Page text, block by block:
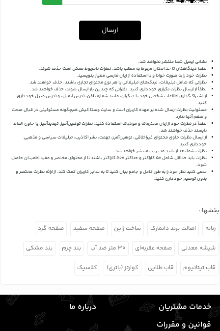
ارسال
نشانی ایمیل شما منتشر نخواهد شد.
لطفا دیدگاهتان تا حد امکان مربوط به مطلب باشد. نظرات نامربوط ممکن است حذف شوند.
نظرات خود را به صورت خوانا و با استفاده از زبان فارسی معیار بنویسید.
نظراتی که شامل تبلیغات، لینک‌های تبلیغاتی یا هر نوع محتوای تجاری باشند، حذف خواهند شد.
لطفاً از ارسال نظرات تکراری خودداری کنید. نظراتی که چندین بار ارسال شوند، حذف خواهند شد.
از اشتراک‌گذاری اطلاعات شخصی خود یا دیگران، مانند شماره تلفن، آدرس ایمیل، و آدرس منزل خودداری
کنید.
مسئولیت نظرات ارسال شده بر عهده کاربران است و سایت وستا کیش هیچگونه مسئولیتی در قبال صحت
و سقم آنها ندارد.
لطفاً در نظرات خود از زبان محترمانه و مودبانه استفاده کنید. نظرات توهین‌آمیز، تهدیدآمیز، یا حاوی الفاظ
ناپسند حذف خواهند شد.
از ارسال نظرات حاوی محتوای غیراخلاقی، توهین‌آمیز، تهمت، نشر اکاذیب، تبلیغات سیاسی و مذهبی
خودداری کنید.
نظرات شما بعد از تایید مدیریت منتشر خواهد شد.
نظرات باید حداقل شامل 50 کاراکتر و حداکثر 500 کاراکتر باشند تا از محتوای مختصر و مفید اطمینان حاصل
شود.
سعی کنید نظر خود را به طور کامل و جامع بیان کنید تا به سایر کاربران کمک کند.از ارائه نظرات مختصر و
بدون توضیح خودداری کنید.
بخشها :
زنانه اصالت برند دانمارک ساخت ژاپن صفحه سفید صفحه گرد
شیشه معدنی صفحه عقربه‌ای ۳۰ متر ضد آب بند چرم بند مشکی
قاب تیتانیوم قاب طلایی کوارتز (باتری) کلاسیک
خدمات مشتریان
درباره ما
قوانین و مقررات